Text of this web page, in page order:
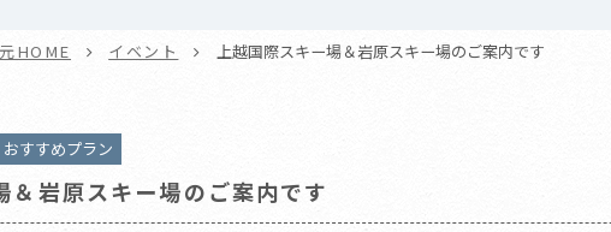
HOME イベント 上越国際スキー場＆岩原スキー場のご案内です
おすすめプラン
＆岩原スキー場のご案内です